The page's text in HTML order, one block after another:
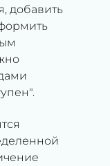
добавить